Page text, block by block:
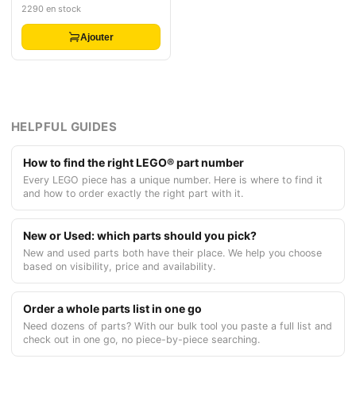
2290 en stock
Ajouter
HELPFUL GUIDES
How to find the right LEGO® part number
Every LEGO piece has a unique number. Here is where to find it
and how to order exactly the right part with it.
New or Used: which parts should you pick?
New and used parts both have their place. We help you choose
based on visibility, price and availability.
Order a whole parts list in one go
Need dozens of parts? With our bulk tool you paste a full list and
check out in one go, no piece-by-piece searching.